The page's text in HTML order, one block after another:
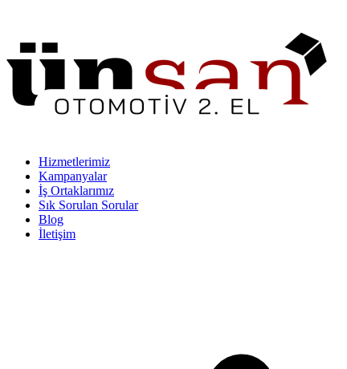
Hizmetlerimiz
Kampanyalar
İş Ortaklarımız
Sık Sorulan Sorular
Blog
İletişim